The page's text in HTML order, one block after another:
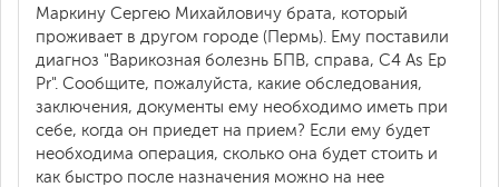
Маркину Сергею Михайловичу брата, который
проживает в другом городе (Пермь). Ему поставили
диагноз "Варикозная болезнь БПВ, справа, С4 As Ep
Pr". Сообщите, пожалуйста, какие обследования,
заключения, документы ему необходимо иметь при
себе, когда он приедет на прием? Если ему будет
необходима операция, сколько она будет стоить и
как быстро после назначения можно на нее